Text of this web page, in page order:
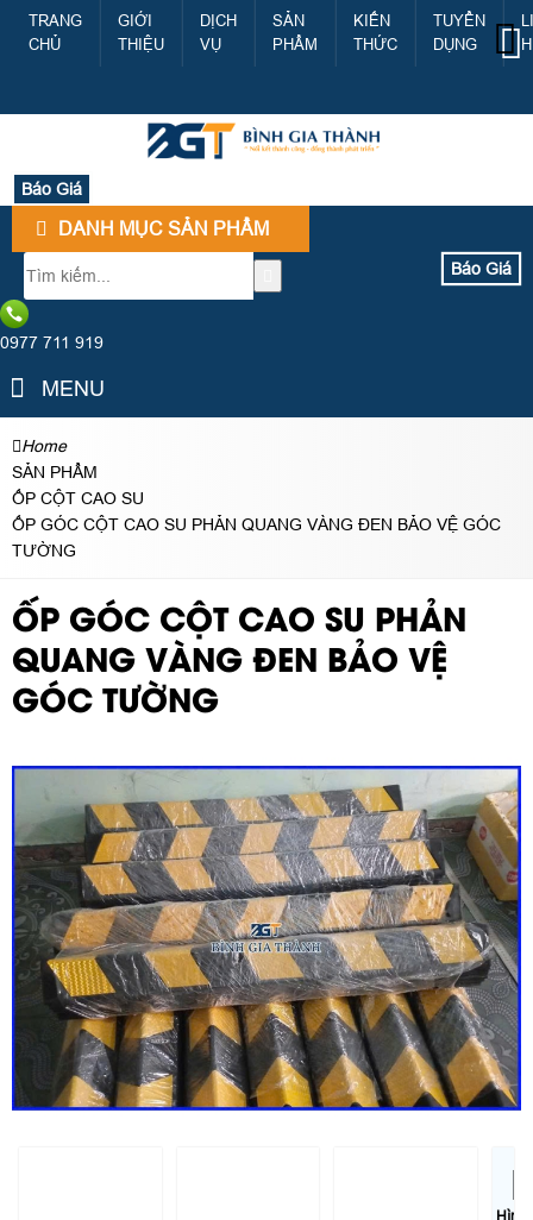
TRANG
CHỦ
GIỚI
THIỆU
DỊCH
VỤ
SẢN
PHẨM
KIẾN
THỨC
TUYỂN
DỤNG
Báo Giá
DANH MỤC SẢN PHẨM
Báo Giá
0977 711 919
MENU
Home
SẢN PHẨM
ỐP CỘT CAO SU
ỐP GÓC CỘT CAO SU PHẢN QUANG VÀNG ĐEN BẢO VỆ GÓC
TƯỜNG
ỐP GÓC CỘT CAO SU PHẢN
QUANG VÀNG ĐEN BẢO VỆ
GÓC TƯỜNG